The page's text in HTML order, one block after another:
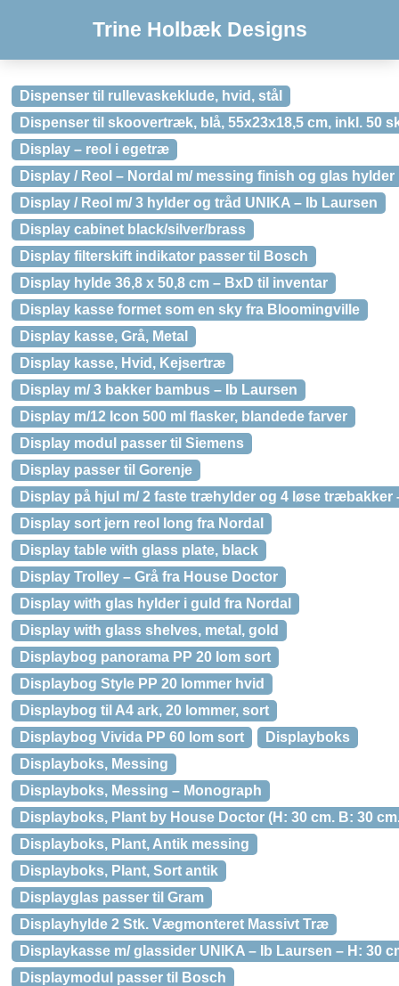
Trine Holbæk Designs
Dispenser til rullevaskeklude, hvid, stål
Dispenser til skoovertræk, blå, 55x23x18,5 cm, inkl. 50
Display – reol i egetræ
Display / Reol – Nordal m/ messing finish og glas hylder
Display / Reol m/ 3 hylder og tråd UNIKA – Ib Laursen
Display cabinet black/silver/brass
Display filterskift indikator passer til Bosch
Display hylde 36,8 x 50,8 cm – BxD til inventar
Display kasse formet som en sky fra Bloomingville
Display kasse, Grå, Metal
Display kasse, Hvid, Kejsertræ
Display m/ 3 bakker bambus – Ib Laursen
Display m/12 Icon 500 ml flasker, blandede farver
Display modul passer til Siemens
Display passer til Gorenje
Display på hjul m/ 2 faste træhylder og 4 løse træbakker
Display sort jern reol long fra Nordal
Display table with glass plate, black
Display Trolley – Grå fra House Doctor
Display with glas hylder i guld fra Nordal
Display with glass shelves, metal, gold
Displaybog panorama PP 20 lom sort
Displaybog Style PP 20 lommer hvid
Displaybog til A4 ark, 20 lommer, sort
Displaybog Vivida PP 60 lom sort
Displayboks
Displayboks, Messing
Displayboks, Messing – Monograph
Displayboks, Plant by House Doctor (H: 30 cm. B: 30
Displayboks, Plant, Antik messing
Displayboks, Plant, Sort antik
Displayglas passer til Gram
Displayhylde 2 Stk. Vægmonteret Massivt Træ
Displaykasse m/ glassider UNIKA – Ib Laursen – H: 30
Displaymodul passer til Bosch